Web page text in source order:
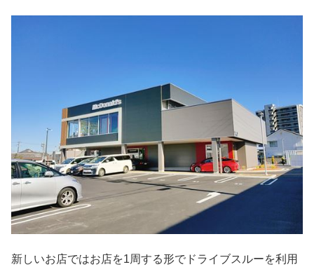
新しいお店ではお店を1周する形でドライブスルーを利用